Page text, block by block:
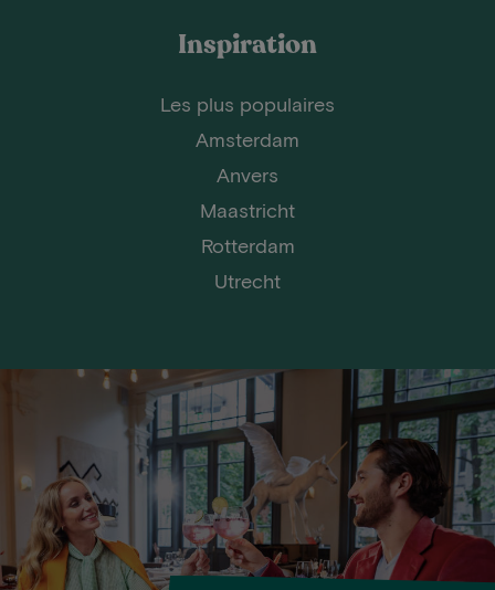
Inspiration
Les plus populaires
Amsterdam
Anvers
Maastricht
Rotterdam
Utrecht